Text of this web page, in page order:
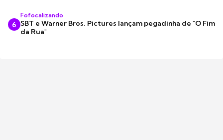
6
Fofocalizando
SBT e Warner Bros. Pictures lançam pegadinha de "O Fim
da Rua"